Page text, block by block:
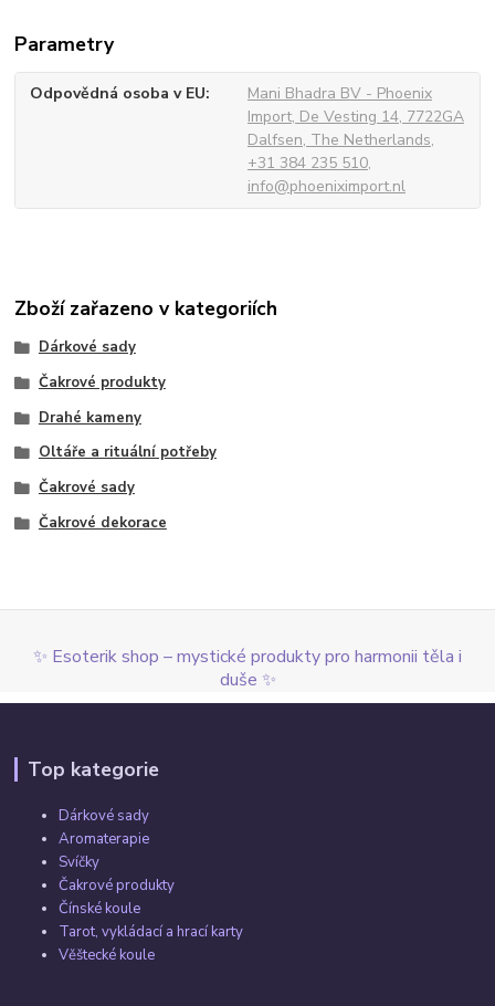
Parametry
Odpovědná osoba v EU
Mani Bhadra BV - Phoenix
Import, De Vesting 14, 7722GA
Dalfsen, The Netherlands,
+31 384 235 510,
info@phoeniximport.nl
Zboží zařazeno v kategoriích
Dárkové sady
Čakrové produkty
Drahé kameny
Oltáře a rituální potřeby
Čakrové sady
Čakrové dekorace
✨ Esoterik shop – mystické produkty pro harmonii těla i
duše ✨
Top kategorie
Dárkové sady
Aromaterapie
Svíčky
Čakrové produkty
Čínské koule
Tarot, vykládací a hrací karty
Věštecké koule